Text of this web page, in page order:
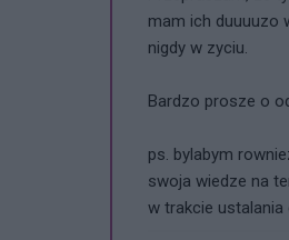
mam ich duuuuzo
nigdy w zyciu.
Bardzo prosze o
ps. bylabym
swoja wiedze na
w trakcie ustalania